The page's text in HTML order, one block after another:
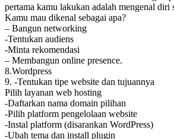
pertama kamu lakukan adalah mengenal
Kamu mau dikenal sebagai apa?
– Bangun networking
-Tentukan audiens
-Minta rekomendasi
– Membangun online presence.
8.Wordpress
9. -Tentukan tipe website dan tujuannya
Pilih layanan web hosting
-Daftarkan nama domain pilihan
-Pilih platform pengelolaan website
-Instal platform (disarankan WordPress)
-Ubah tema dan install plugin